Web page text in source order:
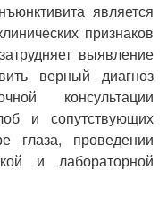
является
признаков
выявление
верный диагноз
консультации
и сопутствующих
глаза, проведении
и лабораторной